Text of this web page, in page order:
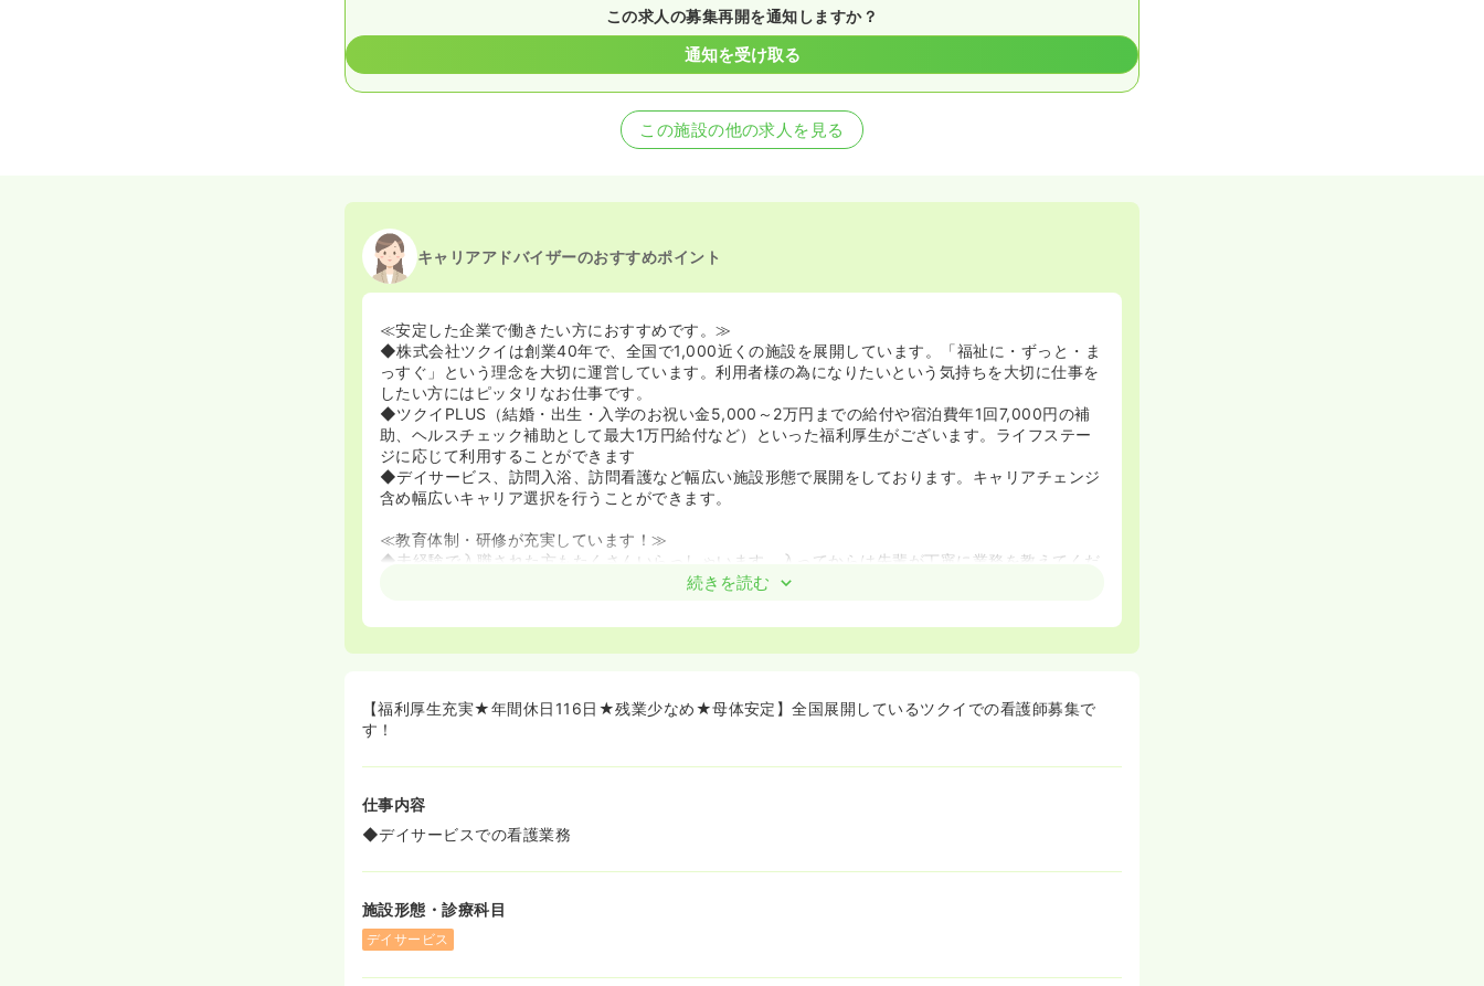
この求人の募集再開を通知しますか？
通知を受け取る
この施設の他の求人を見る
キャリアアドバイザーのおすすめポイント
≪安定した企業で働きたい方におすすめです。≫
◆株式会社ツクイは創業40年で、全国で1,000近くの施設を展開しています。「福祉に・ずっと・ま
っすぐ」という理念を大切に運営しています。利用者様の為になりたいという気持ちを大切に仕事を
したい方にはピッタリなお仕事です。
◆ツクイPLUS（結婚・出生・入学のお祝い金5,000～2万円までの給付や宿泊費年1回7,000円の補
助、ヘルスチェック補助として最大1万円給付など）といった福利厚生がございます。ライフステー
ジに応じて利用することができます
◆デイサービス、訪問入浴、訪問看護など幅広い施設形態で展開をしております。キャリアチェンジ
含め幅広いキャリア選択を行うことができます。
≪教育体制・研修が充実しています！≫
◆未経験で入職された方もたくさんいらっしゃいます。入ってからは先輩が丁寧に業務を教えてくだ
さるので、未経験の方でも安心して仕事をする事ができます！
続きを読む
【福利厚生充実★年間休日116日★残業少なめ★母体安定】全国展開しているツクイでの看護師募集で
す！
仕事内容
◆デイサービスでの看護業務
施設形態・診療科目
デイサービス